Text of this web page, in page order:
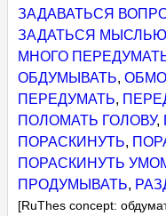
ЗАДАВАТЬСЯ
ЗАДАТЬСЯ МЫСЛЬЮ
МНОГО
ОБДУМЫВАТЬ,
ПЕРЕДУМАТЬ,
ПОЛОМАТЬ ГОЛОВУ,
ПОРАСКИНУТЬ,
ПОРАСКИНУТЬ
ПРОДУМЫВАТЬ,
[RuThes concept: